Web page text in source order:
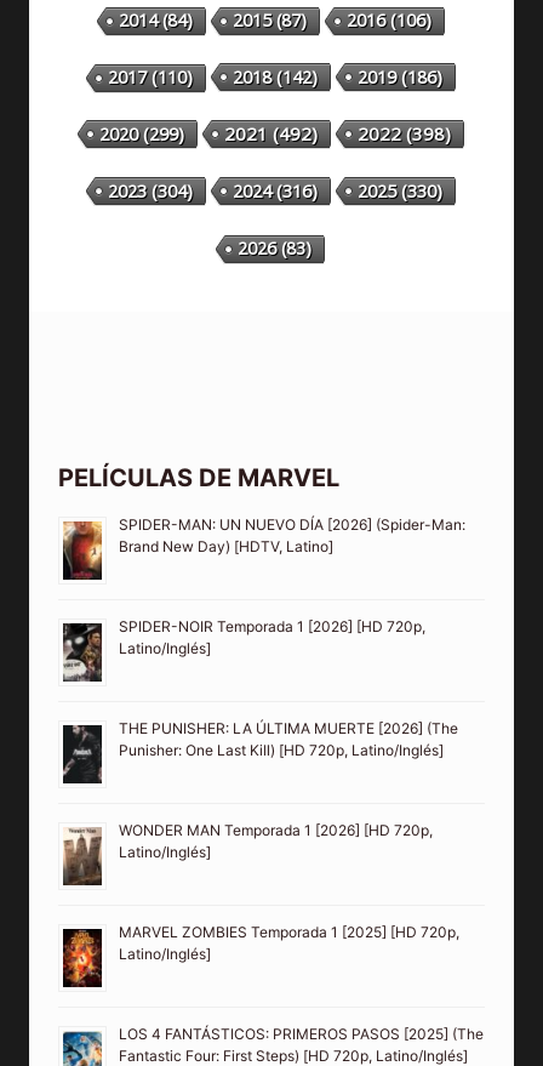
2014(84) 2015(87) 2016(106)
2017(110) 2018(142) 2019(186)
2020(299) 2021(492) 2022(398)
2023(304) 2024(316) 2025(330)
2026(83)
PELÍCULAS DE MARVEL
SPIDER-MAN: UN NUEVO DÍA [2026] (Spider-Man:
Brand New Day) [HDTV, Latino]
SPIDER-NOIR Temporada 1 [2026] [HD 720p,
Latino/Inglés]
THE PUNISHER: LA ÚLTIMA MUERTE [2026] (The
Punisher: One Last Kill) [HD 720p, Latino/Inglés]
WONDER MAN Temporada 1 [2026] [HD 720p,
Latino/Inglés]
MARVEL ZOMBIES Temporada 1 [2025] [HD 720p,
Latino/Inglés]
LOS 4 FANTÁSTICOS: PRIMEROS PASOS [2025] (The
Fantastic Four: First Steps) [HD 720p, Latino/Inglés]